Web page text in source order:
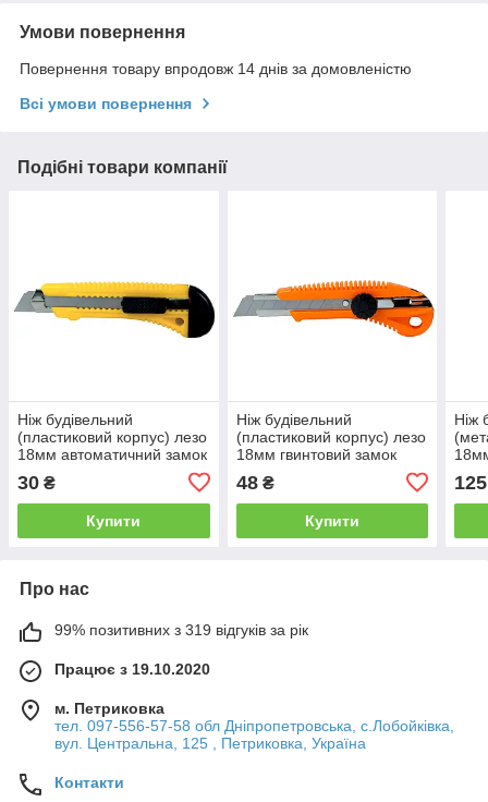
Умови повернення
Повернення товару впродовж 14 днів за домовленістю
Всі умови повернення
Подібні товари компанії
Ніж будівельний
(пластиковий корпус) лезо
18мм автоматичний замок
30 ₴
Купити
Ніж будівельний
(пластиковий корпус) лезо
18мм гвинтовий замок
48₴
Купити
Ніж
125
Про нас
99% позитивних з 319 відгуків за рік
Працює з 19.10.2020
м. Петриковка
тел. 097-556-57-58 обл Дніпропетровська, с.Лобойківка,
вул. Центральна, 125 , Петриковка, Україна
Контакти